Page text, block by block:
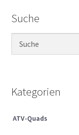
Kontakt
Sachs Ersatzteile
Über uns
Suche
Kategorien
ATV-Quads